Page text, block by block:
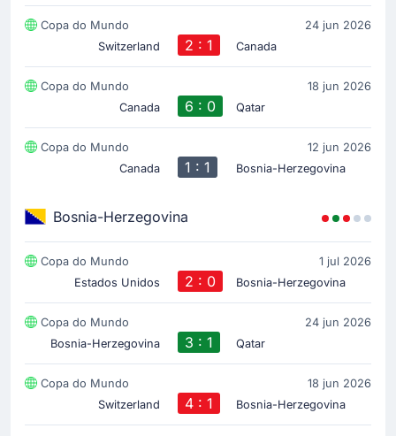
Copa do Mundo
24 jun 2026
Switzerland
2 : 1 Canada
Copa do Mundo
18 jun 2026
Canada
6 : 0 Qatar
Copa do Mundo
12 jun 2026
Canada
1 : 1 Bosnia-Herzegovina
Bosnia-Herzegovina
Copa do Mundo
1 jul 2026
Estados Unidos
2 : 0 Bosnia-Herzegovina
Copa do Mundo
24 jun 2026
Bosnia-Herzegovina
3 : 1 Qatar
Copa do Mundo
18 jun 2026
Switzerland
4 : 1 Bosnia-Herzegovina